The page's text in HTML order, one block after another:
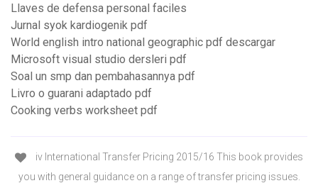
Llaves de defensa personal faciles
Jurnal syok kardiogenik pdf
World english intro national geographic pdf descargar
Microsoft visual studio dersleri pdf
Soal un smp dan pembahasannya pdf
Livro o guarani adaptado pdf
Cooking verbs worksheet pdf
iv International Transfer Pricing 2015/16 This book provides
you with general guidance on a range of transfer pricing issues.